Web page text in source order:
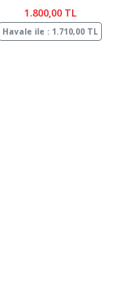
1.800,00 TL
Havale ile : 1.710,00 TL